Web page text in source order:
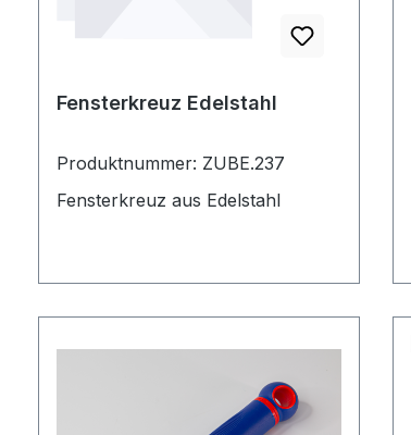
Fensterkreuz Edelstahl
Produktnummer: ZUBE.237
Fensterkreuz aus Edelstahl